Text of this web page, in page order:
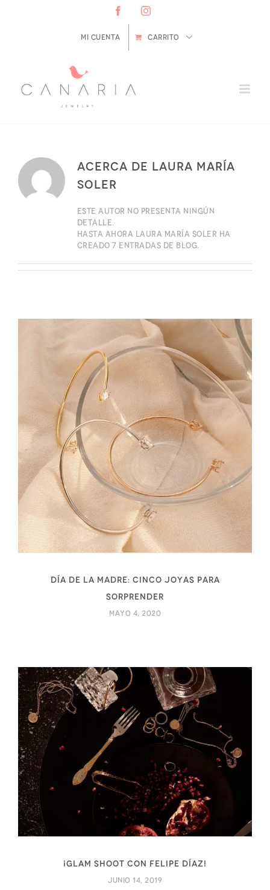
FacebookInstagram
Mi cuenta CARRITO
Acerca de Laura María
Soler
Este autor no presenta ningún
detalle.
Hasta ahora Laura María Soler ha
creado 7 entradas de blog.
Día de la madre: cinco joyas para
sorprender
mayo 4, 2020
¡Glam Shoot con Felipe Díaz!
junio 14, 2019